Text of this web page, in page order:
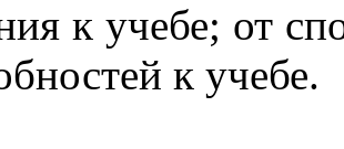
к учебе; от
к учебе.